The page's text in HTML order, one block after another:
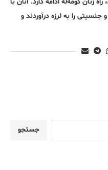
را به لرزه درآوردند و
جستجو